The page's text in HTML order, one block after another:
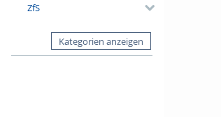
ZfS
Kategorien anzeigen